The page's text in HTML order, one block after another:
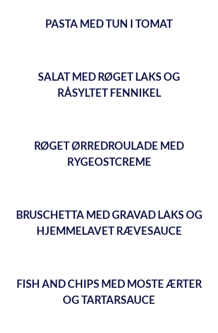
PASTA MED TUN I TOMAT
SALAT MED RØGET LAKS OG
RÅSYLTET FENNIKEL
RØGET ØRREDROULADE MED
RYGEOSTCREME
BRUSCHETTA MED GRAVAD LAKS OG
HJEMMELAVET RÆVESAUCE
FISH AND CHIPS MED MOSTE ÆRTER
OG TARTARSAUCE